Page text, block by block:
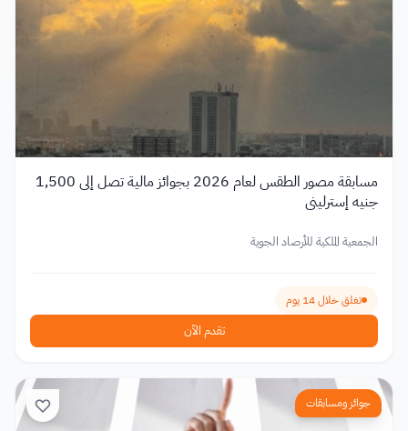
مسابقة مصور الطقس لعام 2026 بجوائز مالية تصل إلى 1,500
جنيه إسترليني
الجمعية الملكية للأرصاد الجوية
تغلق خلال 14 يوم
تقدم الآن
جوائز ومسابقات